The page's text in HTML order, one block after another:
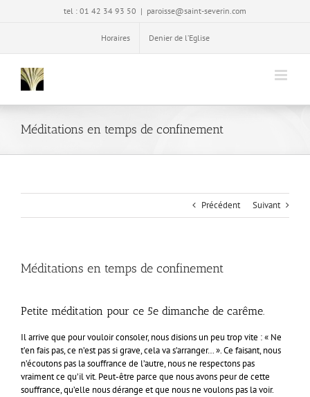
tel : 01 42 34 93 50 | paroisse@saint-severin.com
Horaires Denier de l’Eglise
Méditations en temps de confinement
Précédent Suivant
Méditations en temps de confinement
Petite méditation pour ce 5e dimanche de carême.
Il arrive que pour vouloir consoler, nous disions un peu trop vite : « Ne
t’en fais pas, ce n’est pas si grave, cela va s’arranger… ». Ce faisant, nous
n’écoutons pas la souffrance de l’autre, nous ne respectons pas
vraiment ce qu’il vit. Peut-être parce que nous avons peur de cette
souffrance, qu’elle nous dérange et que nous ne voulons pas la voir.